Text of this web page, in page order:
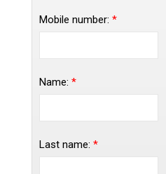
Mobile number: *
Name: *
Last name: *